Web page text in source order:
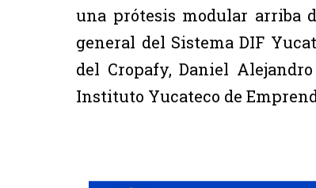
una prótesis modular arriba
general del Sistema DIF
del Cropafy, Daniel
Instituto Yucateco de